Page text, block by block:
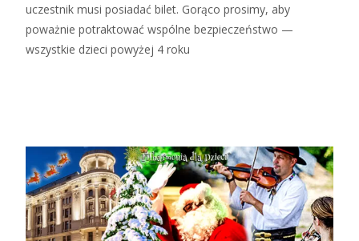
uczestnik musi posiadać bilet. Gorąco prosimy, aby
poważnie potraktować wspólne bezpieczeństwo —
wszystkie dzieci powyżej 4 roku